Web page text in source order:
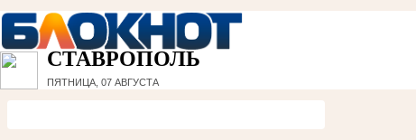
СТАВРОПОЛЬ
ПЯТНИЦА, 07 АВГУСТА